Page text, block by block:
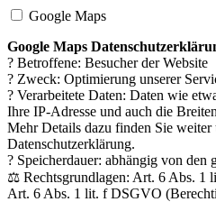
Google Maps
Google Maps
? Betroffene: Besucher der Website
? Zweck: Optimierung unserer
? Verarbeitete Daten: Daten wie
Ihre IP-Adresse und auch die
Mehr Details dazu finden Sie weiter
Datenschutzerklärung.
? Speicherdauer: abhängig von den
⚖️ Rechtsgrundlagen: Art. 6 Abs.
Art. 6 Abs. 1 lit. f DSGVO